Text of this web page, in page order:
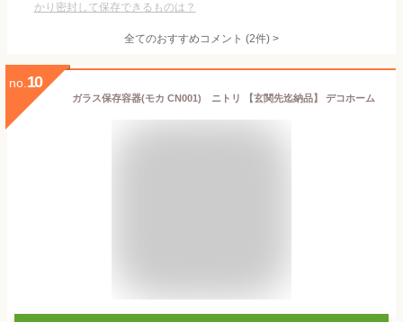
かり密封して保存できるものは？
全てのおすすめコメント (2件) >
no. 10
ガラス保存容器(モカ CN001) ニトリ 【玄関先迄納品】 デコホーム